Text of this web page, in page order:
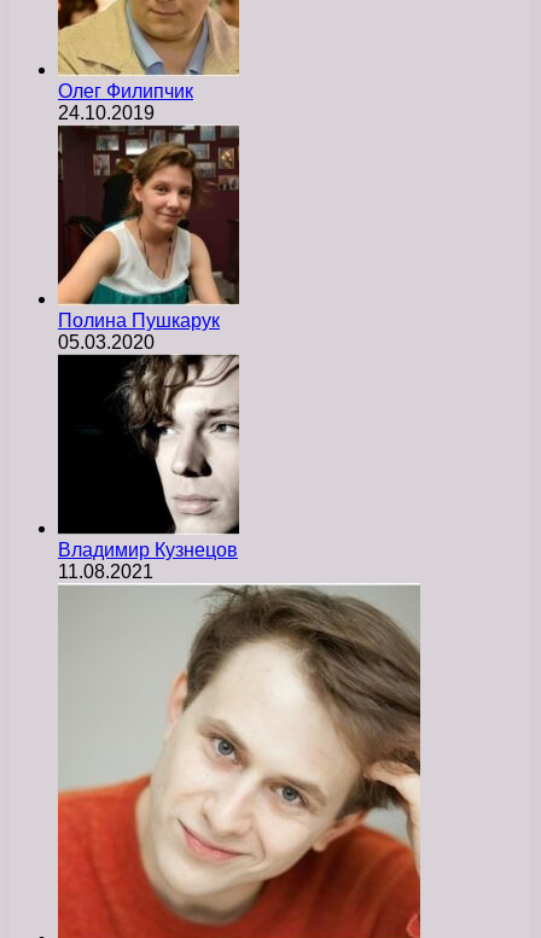
Олег Филипчик
24.10.2019
Полина Пушкарук
05.03.2020
Владимир Кузнецов
11.08.2021